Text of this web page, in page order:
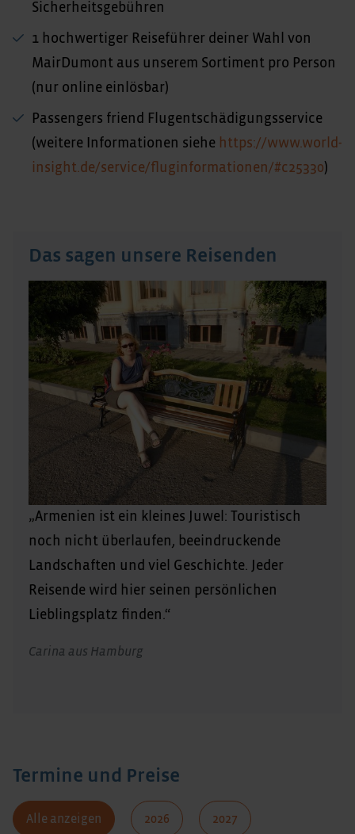
Sicherheitsgebühren
1 hochwertiger Reiseführer deiner Wahl von
MairDumont aus unserem Sortiment pro Person
(nur online einlösbar)
Passengers friend Flugentschädigungsservice
(weitere Informationen siehe https://www.world-
insight.de/service/fluginformationen/#c25330)
Das sagen unsere Reisenden
„Armenien ist ein kleines Juwel: Touristisch
noch nicht überlaufen, beeindruckende
Landschaften und viel Geschichte. Jeder
Reisende wird hier seinen persönlichen
Lieblingsplatz finden.“
Carina aus Hamburg
Termine und Preise
Alle anzeigen 2026 2027